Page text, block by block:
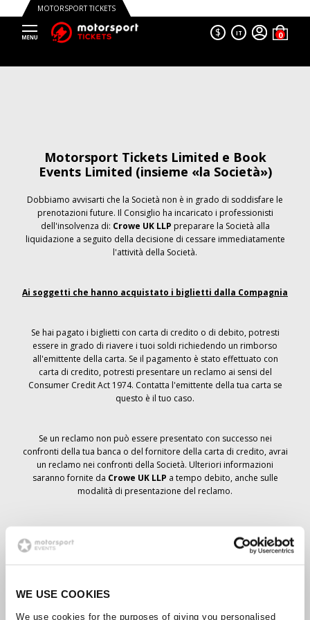
WE USE COOKIES
We use cookies for the purposes of giving you personalised
MOTORSPORT TICKETS
$ IT
Motorsport Tickets Limited e Book
Events Limited (insieme «la Società»)
Dobbiamo avvisarti che la Società non è in grado di soddisfare le
prenotazioni future. Il Consiglio ha incaricato i professionisti
dell'insolvenza di: Crowe UK LLP preparare la Società alla
liquidazione a seguito della decisione di cessare immediatamente
l'attività della Società.
Ai soggetti che hanno acquistato i biglietti dalla Compagnia
Se hai pagato i biglietti con carta di credito o di debito, potresti
essere in grado di riavere i tuoi soldi richiedendo un rimborso
all'emittente della carta. Se il pagamento è stato effettuato con
carta di credito, potresti presentare un reclamo ai sensi del
Consumer Credit Act 1974. Contatta l'emittente della tua carta se
questo è il tuo caso.
Se un reclamo non può essere presentato con successo nei
confronti della tua banca o del fornitore della carta di credito, avrai
un reclamo nei confronti della Società. Ulteriori informazioni
saranno fornite da Crowe UK LLP a tempo debito, anche sulle
modalità di presentazione del reclamo.
del biglietto, la prenotazione non è stata cancellata e si prevede
che riceverai i biglietti ordinati a tempo debito. La direzione della